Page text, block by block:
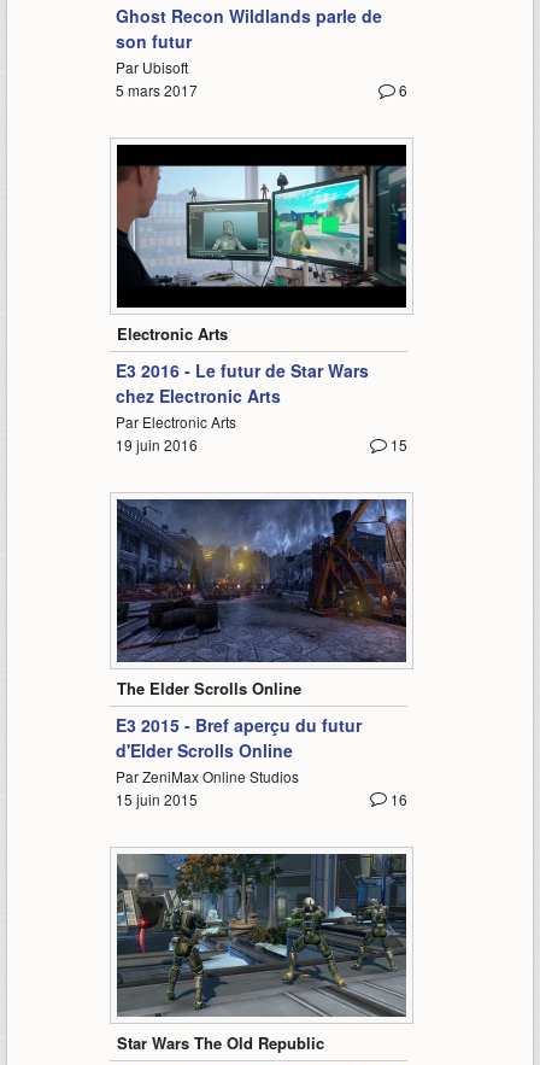
Ghost Recon Wildlands parle de
son futur
Par Ubisoft
6
5 mars 2017
Electronic Arts
E3 2016 - Le futur de Star Wars
chez Electronic Arts
Par Electronic Arts
15
19 juin 2016
1:58
The Elder Scrolls Online
E3 2015 - Bref aperçu du futur
d'Elder Scrolls Online
Par ZeniMax Online Studios
16
15 juin 2015
1:02
Star Wars The Old Republic